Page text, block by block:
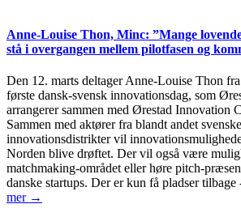
Anne-Louise Thon, Minc: ”Mange
stå i overgangen mellem pilotfasen og
Den 12. marts deltager Anne-Louise Thon
første dansk-svensk innovationsdag, som
arrangerer sammen med Ørestad Innovation
Sammen med aktører fra blandt andet
innovationsdistrikter vil
Norden blive drøftet. Der vil også være
matchmaking-området eller høre pitch-
danske startups. Der er kun få pladser
mer →